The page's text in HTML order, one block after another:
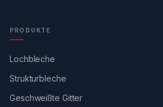
PRODUKTE
Lochbleche
Strukturbleche
Geschweißte Gitter